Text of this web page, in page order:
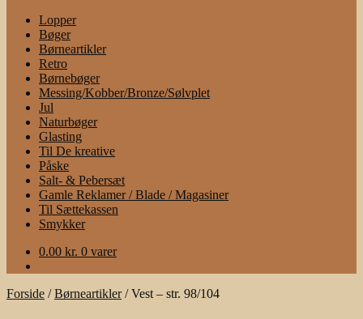
Lopper
Bøger
Børneartikler
Retro
Børnebøger
Messing/Kobber/Bronze/Sølvplet
Jul
Naturbøger
Glasting
Til De kreative
Påske
Salt- & Pebersæt
Gamle Reklamer / Blade / Magasiner
Til Sættekassen
Smykker
0.00 kr. 0 varer
Forside /Børneartikler/Vest – str. 98/104